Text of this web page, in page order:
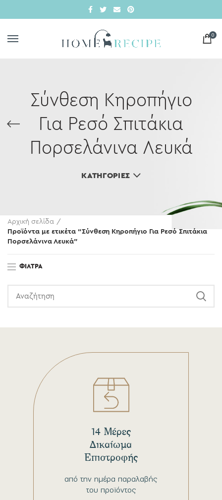
0
Σύνθεση Κηροπήγιο
Για Ρεσό Σπιτάκια
Πορσελάνινα Λευκά
ΚΑΤΗΓΟΡΊΕΣ
Αρχική σελίδα
Προϊόντα με ετικέτα “Σύνθεση Κηροπήγιο Για Ρεσό Σπιτάκια
Πορσελάνινα Λευκά”
ΦΊΛΤΡΑ
από την ημέρα παραλαβής
του προϊόντος
14 Μέρες
Δικαίωμα
Επιστροφής